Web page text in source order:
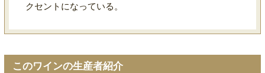
クセントになっている。
このワインの生産者紹介